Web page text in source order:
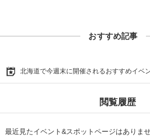
おすすめ記事
北海道で今週末に開催されるおすすめイベ
閲覧履歴
最近見たイベント&スポットページはありませ